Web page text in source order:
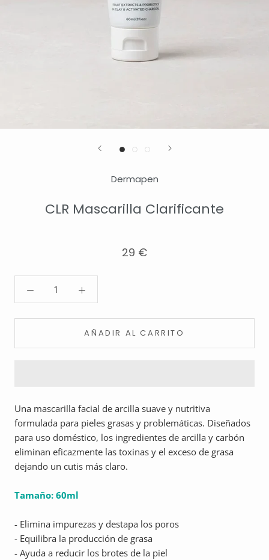
Dermapen
CLR Mascarilla Clarificante
29 €
AÑADIR AL CARRITO
Una mascarilla facial de arcilla suave y nutritiva
formulada para pieles grasas y problemáticas. Diseñados
para uso doméstico, los ingredientes de arcilla y carbón
eliminan eficazmente las toxinas y el exceso de grasa
dejando un cutis más claro.
Tamaño: 60ml
- Elimina impurezas y destapa los poros
- Equilibra la producción de grasa
- Ayuda a reducir los brotes de la piel